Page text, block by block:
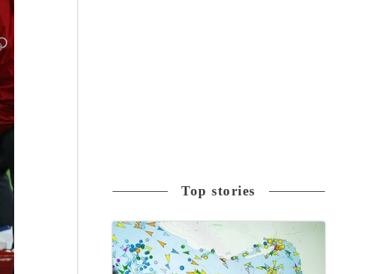
Top stories